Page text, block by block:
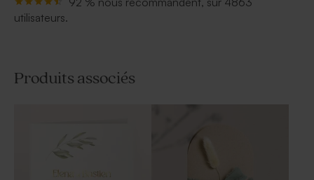
utilisateurs.
Produits associés